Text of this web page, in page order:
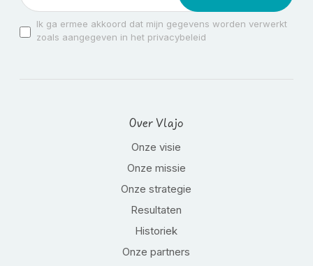
Ik ga ermee akkoord dat mijn gegevens worden verwerkt
zoals aangegeven in het privacybeleid
Over Vlajo
Onze visie
Onze missie
Onze strategie
Resultaten
Historiek
Onze partners